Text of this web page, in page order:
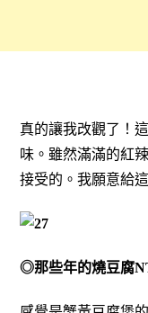
真的讓我改觀了！
味。雖然滿滿的紅
接受的。我願意給
◎那些年的燒豆腐